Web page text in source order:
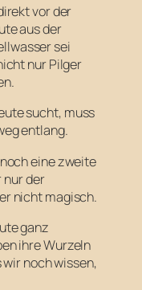
vor der
aus der
sei
nur Pilger
sucht, muss
entlang.
eine zweite
nur der
nicht magisch.
ganz
ihre Wurzeln
noch wissen,